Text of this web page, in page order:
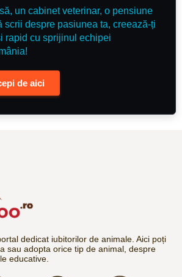
un cabinet veterinar, o pensiune
scrii despre pasiunea ta, creează-ți
rapid cu sprijinul echipei
de aici
dedicat iubitorilor de animale. Aici poți
sau adopta orice tip de animal, despre
educative.